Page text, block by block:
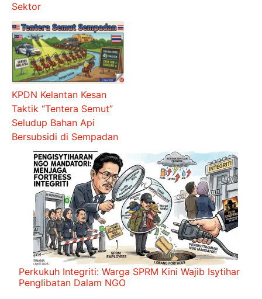
Sektor
KPDN Kelantan Kesan
Taktik “Tentera Semut”
Seludup Bahan Api
Bersubsidi di Sempadan
Perkukuh Integriti: Warga SPRM Kini Wajib Isytihar
Penglibatan Dalam NGO